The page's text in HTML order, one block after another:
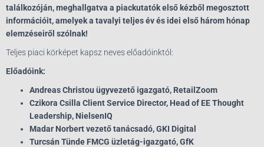
találkozóján, meghallgatva a piackutatók első kézből megosztott
információit, amelyek a tavalyi teljes év és idei első három hónap
elemzéseiről szólnak!
Teljes piaci körképet kapsz neves előadóinktól:
Előadóink:
Andreas Christou ügyvezető igazgató, RetailZoom
Czikora Csilla Client Service Director, Head of EE Thought
Leadership, NielsenIQ
Madar Norbert vezető tanácsadó, GKI Digital
Turcsán Tünde FMCG üzletág-igazgató, GfK